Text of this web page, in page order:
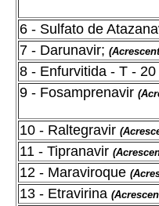
6 - Sulfato de
7 - Darunavir;
8 - Enfurvitida - T - 20
9 - Fosamprenavir
10 - Raltegravir
11 - Tipranavir
12 - Maraviroque
13 - Etravirina